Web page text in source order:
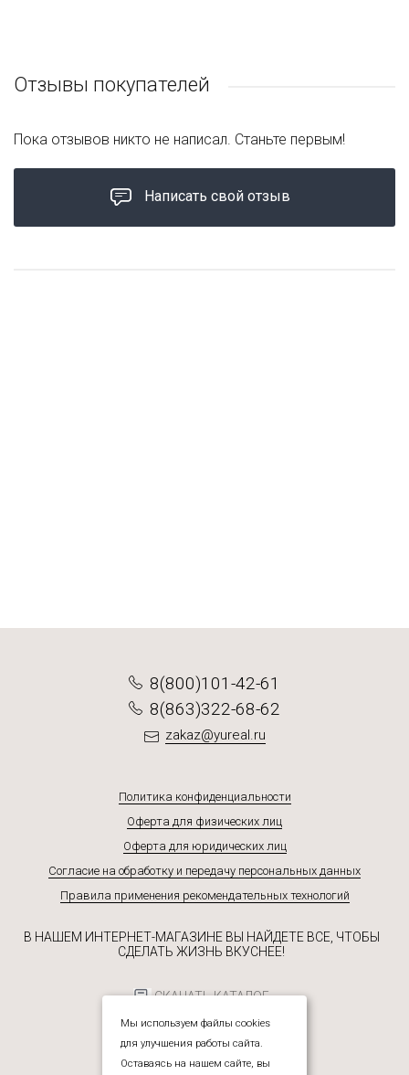
Отзывы покупателей
Написать свой отзыв
Пока отзывов никто не написал. Станьте первым!
8(800)101-42-61
8(863)322-68-62
zakaz@yureal.ru
Политика конфиденциальности
Оферта для физических лиц
Оферта для юридических лиц
Согласие на обработку и передачу персональных данных
Правила применения рекомендательных технологий
В НАШЕМ ИНТЕРНЕТ-МАГАЗИНЕ ВЫ НАЙДЕТЕ ВСЕ, ЧТОБЫ
СДЕЛАТЬ ЖИЗНЬ ВКУСНЕЕ!
СКАЧАТЬ КАТАЛОГ
Мы используем файлы cookies
для улучшения работы сайта.
Оставаясь на нашем сайте, вы